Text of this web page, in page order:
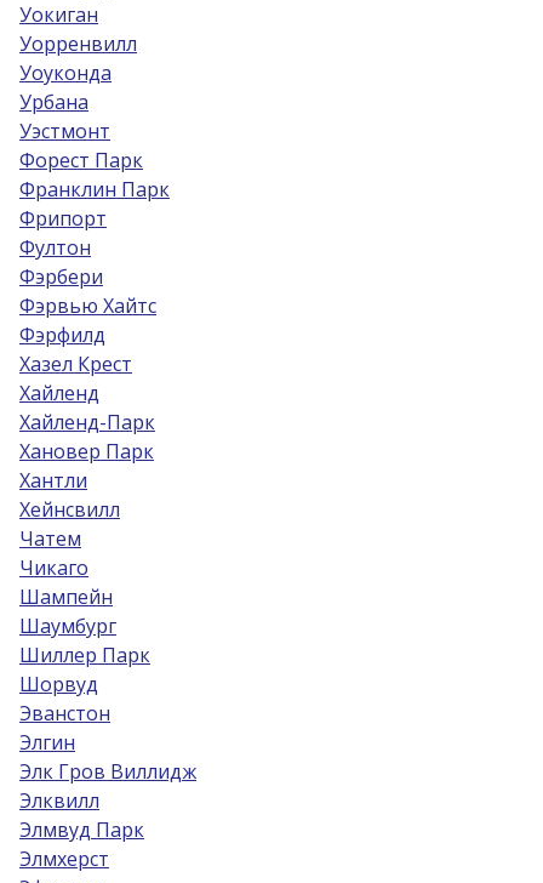
Уокиган
Уорренвилл
Уоуконда
Урбана
Уэстмонт
Форест Парк
Франклин Парк
Фрипорт
Фултон
Фэрбери
Фэрвью Хайтс
Фэрфилд
Хазел Крест
Хайленд
Хайленд-Парк
Хановер Парк
Хантли
Хейнсвилл
Чатем
Чикаго
Шампейн
Шаумбург
Шиллер Парк
Шорвуд
Эванстон
Элгин
Элк Гров Виллидж
Элквилл
Элмвуд Парк
Элмхерст